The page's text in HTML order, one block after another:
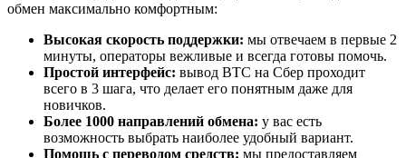
обмен максимально комфортным:
Высокая скорость поддержки: мы отвечаем в первые 2
минуты, операторы вежливые и всегда готовы помочь.
Простой интерфейс: вывод BTC на Сбер проходит
всего в 3 шага, что делает его понятным даже для
новичков.
Более 1000 направлений обмена: у вас есть
возможность выбрать наиболее удобный вариант.
Помощь с переводом средств: мы предоставляем